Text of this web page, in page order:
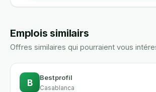
Emplois similairs
Offres similaires qui pourraient vous
B Bestprofil
Casablanca